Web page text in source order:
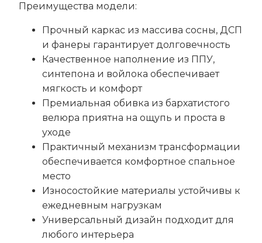
Преимущества модели:
Прочный каркас из массива сосны, ДСП
и фанеры гарантирует долговечность
Качественное наполнение из ППУ,
синтепона и войлока обеспечивает
мягкость и комфорт
Премиальная обивка из бархатистого
велюра приятна на ощупь и проста в
уходе
Практичный механизм трансформации
обеспечивается комфортное спальное
место
Износостойкие материалы устойчивы к
ежедневным нагрузкам
Универсальный дизайн подходит для
любого интерьера